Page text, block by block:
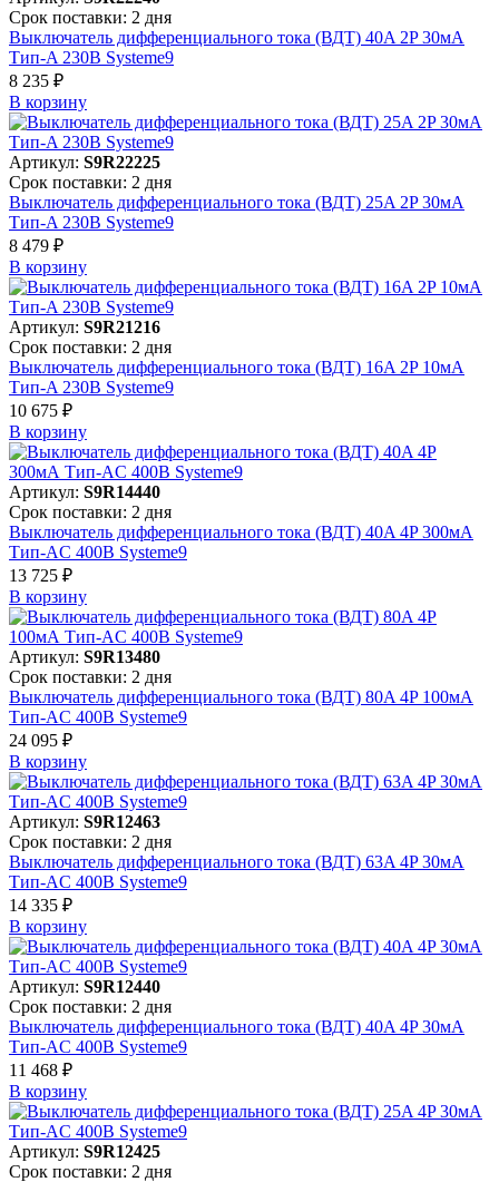
Срок поставки: 2 дня
Выключатель дифференциального тока (ВДТ) 40A 2P 30мА
Тип-A 230В Systeme9
8 235 ₽
В корзинy
Артикул: S9R22225
Срок поставки: 2 дня
Выключатель дифференциального тока (ВДТ) 25A 2P 30мА
Тип-A 230В Systeme9
8 479 ₽
В корзинy
Артикул: S9R21216
Срок поставки: 2 дня
Выключатель дифференциального тока (ВДТ) 16A 2P 10мА
Тип-A 230В Systeme9
10 675 ₽
В корзинy
Артикул: S9R14440
Срок поставки: 2 дня
Выключатель дифференциального тока (ВДТ) 40A 4P 300мА
Тип-AC 400В Systeme9
13 725 ₽
В корзинy
Артикул: S9R13480
Срок поставки: 2 дня
Выключатель дифференциального тока (ВДТ) 80A 4P 100мА
Тип-AC 400В Systeme9
24 095 ₽
В корзинy
Артикул: S9R12463
Срок поставки: 2 дня
Выключатель дифференциального тока (ВДТ) 63A 4P 30мА
Тип-AC 400В Systeme9
14 335 ₽
В корзинy
Артикул: S9R12440
Срок поставки: 2 дня
Выключатель дифференциального тока (ВДТ) 40A 4P 30мА
Тип-AC 400В Systeme9
11 468 ₽
В корзинy
Артикул: S9R12425
Срок поставки: 2 дня